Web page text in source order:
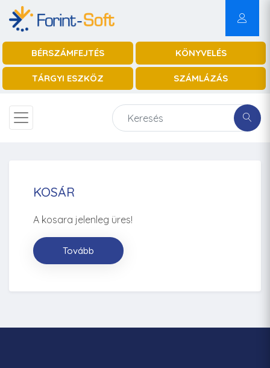
BÉRSZÁMFEJTÉS KÖNYVELÉS
TÁRGYI ESZKÖZ SZÁMLÁZÁS
KOSÁR
A kosara jelenleg üres!
Tovább